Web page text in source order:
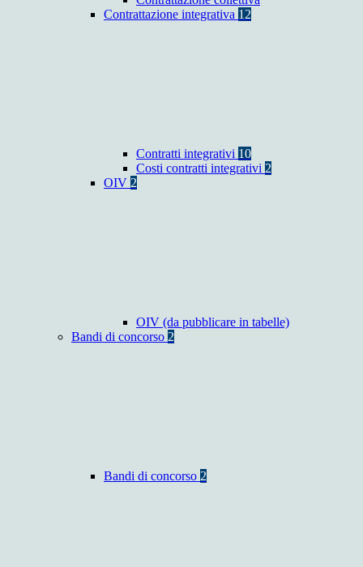
Contrattazione integrativa 12
Contratti integrativi 10
Costi contratti integrativi 2
OIV 2
OIV (da pubblicare in tabelle)
Bandi di concorso 2
Bandi di concorso 2